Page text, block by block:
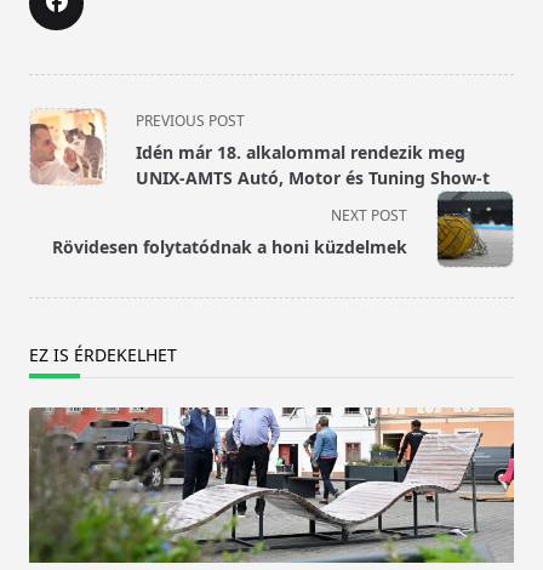
<span
class="nav-
subtitle
reader-
text">Page</span>
PREVIOUS POST
Idén már 18. alkalommal rendezik meg
UNIX-AMTS Autó, Motor és Tuning Show-t
NEXT POST
Rövidesen folytatódnak a honi küzdelmek
EZ IS ÉRDEKELHET